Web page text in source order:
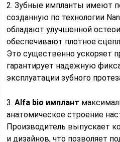
2. Зубные импланты имеют
созданную по технологии
обладают улучшенной
обеспечивают плотное
Это существенно ускоряет
гарантирует надежную
эксплуатации зубного
3.Alfa bio имплант
анатомическое строение
Производитель выпускает
и дизайнов, что позволяет